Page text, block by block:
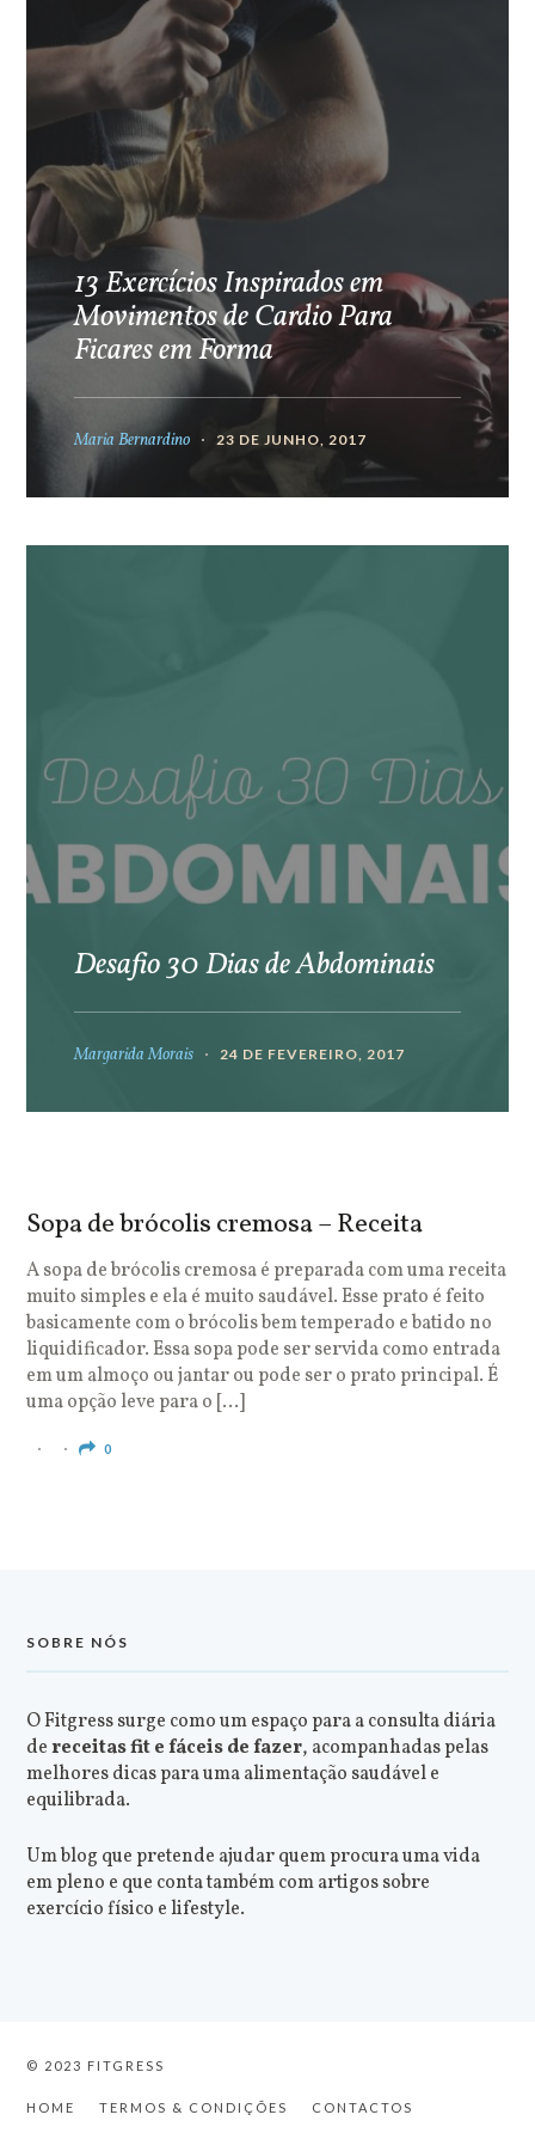
13 Exercícios Inspirados em
Movimentos de Cardio Para
Ficares em Forma
Maria Bernardino 23 DE JUNHO, 2017
Desafio 30 Dias de Abdominais
Margarida Morais 24 DE FEVEREIRO, 2017
Sopa de brócolis cremosa – Receita
A sopa de brócolis cremosa é preparada com uma receita
muito simples e ela é muito saudável. Esse prato é feito
basicamente com o brócolis bem temperado e batido no
liquidificador. Essa sopa pode ser servida como entrada
em um almoço ou jantar ou pode ser o prato principal. É
uma opção leve para o […]
0
SOBRE NÓS
O Fitgress surge como um espaço para a consulta diária
dereceitas fit e fáceis de fazer, acompanhadas pelas
melhores dicas para uma alimentação saudável e
equilibrada.
Um blog que pretende ajudar quem procura uma vida
em pleno e que conta também com artigos sobre
exercício físico e lifestyle.
© 2023 FITGRESS
HOME TERMOS & CONDIÇÕES CONTACTOS